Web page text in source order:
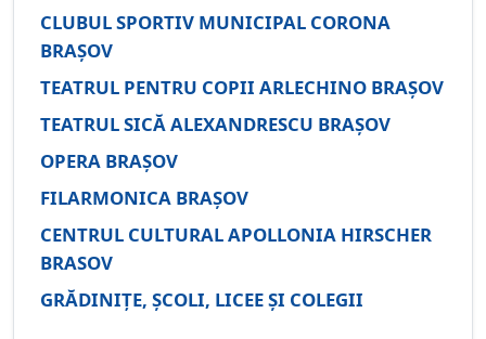
CLUBUL SPORTIV MUNICIPAL CORONA
BRAȘOV
TEATRUL PENTRU COPII ARLECHINO BRAȘOV
TEATRUL SICĂ ALEXANDRESCU BRAȘOV
OPERA BRAȘOV
FILARMONICA BRAȘOV
CENTRUL CULTURAL APOLLONIA HIRSCHER
BRASOV
GRĂDINIȚE, ȘCOLI, LICEE ȘI COLEGII